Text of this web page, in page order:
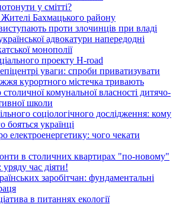
у смітті?
Бахмацького району
проти злочинців при владі
адвокатури напередодні
монополії
проекту H-road
уваги: спроби приватизувати
курортного містечка тривають
столичної комунальної власності дитячо-
школи
соціологічного дослідження: кому
бояться українці
електроенергетику: чого чекати
в столичних квартирах "по-новому"
час діяти!
заробітчан: фундаментальні
в питаннях екології